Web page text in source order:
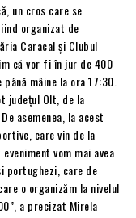
un cros care se
organizat de
Caracal şi Clubul
că vor fi în jur de 400
mâine la ora 17:30.
judeţul Olt, de la
asemenea, la acest
care vin de la
vom mai avea
portughezi, care de
o organizăm la nivelul
a precizat Mirela